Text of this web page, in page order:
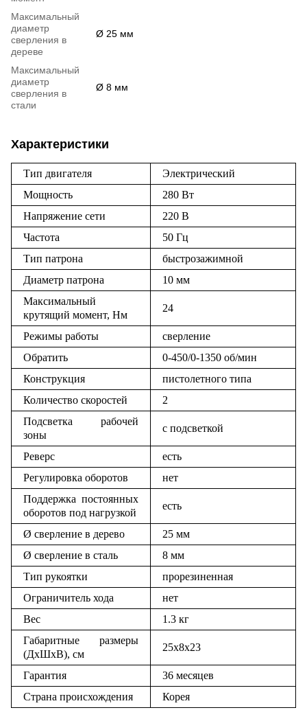
Максимальный
диаметр
сверления в
дереве
Ø 25 мм
Максимальный
диаметр
сверления в
стали
Ø 8 мм
Характеристики
Тип двигателя
Электрический
Мощность
280 Вт
Напряжение сети
220 В
Частота
50 Гц
Тип патрона
быстрозажимной
Диаметр патрона
10 мм
Максимальный
крутящий момент, Нм
24
Режимы работы
сверление
Обратить
0-450/0-1350 об/мин
Конструкция
пистолетного типа
Количество скоростей
2
Подсветка рабочей
зоны
с подсветкой
Реверс
есть
Регулировка оборотов
нет
Поддержка постоянных
оборотов под нагрузкой
есть
Ø сверление в дерево
25 мм
Ø сверление в сталь
8 мм
Тип рукоятки
прорезиненная
Ограничитель хода
нет
Вес
1.3 кг
Габаритные размеры
(ДхШхВ), см
25х8х23
Гарантия
36 месяцев
Страна происхождения
Корея